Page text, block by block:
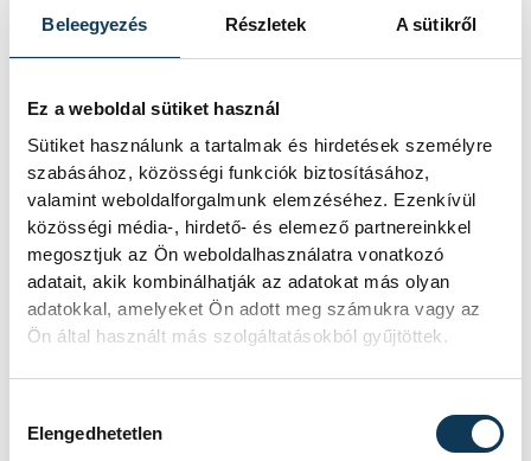
Beleegyezés Részletek A sütikről
Ez a weboldal sütiket használ
Sütiket használunk a tartalmak és hirdetések személyre
szabásához, közösségi funkciók biztosításához,
valamint weboldalforgalmunk elemzéséhez. Ezenkívül
közösségi média-, hirdető- és elemező partnereinkkel
megosztjuk az Ön weboldalhasználatra vonatkozó
adatait, akik kombinálhatják az adatokat más olyan
adatokkal, amelyeket Ön adott meg számukra vagy az
Ön által használt más szolgáltatásokból gyűjtöttek.
Elengedhetetlen